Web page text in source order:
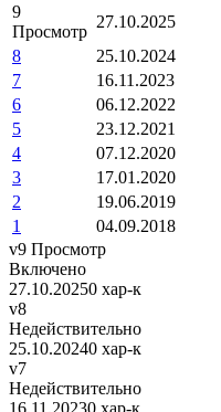
9
Просмотр
27.10.2025
8
25.10.2024
7
16.11.2023
6
06.12.2022
5
23.12.2021
4
07.12.2020
3
17.01.2020
2
19.06.2019
1
04.09.2018
v9 Просмотр
Включено
27.10.20250 хар-к
v8
Недействительно
25.10.20240 хар-к
v7
Недействительно
16.11.20230 хар-к